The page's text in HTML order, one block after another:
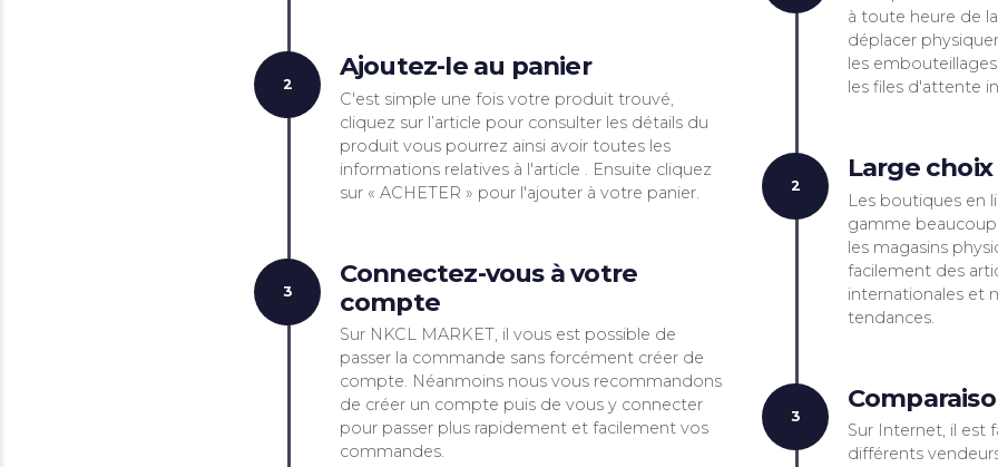
1
Recherchez votre produit
Entrez le nom du produit ou le mot clé dans la
barre de recherche ou alors, à gauche de votre
écran. Cliquez sur la catégorie à laquelle
commander.
2
Ajoutez-le au panier
C'est simple une fois votre produit trouvé,
cliquez sur l’article pour consulter les détails du
1